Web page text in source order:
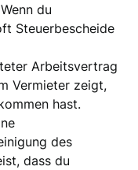
du
Steuerbescheide
Arbeitsvertrag
Vermieter zeigt,
hast.
des
dass du